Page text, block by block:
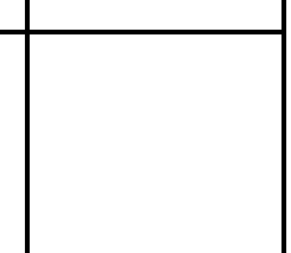
Ширина: 128 см